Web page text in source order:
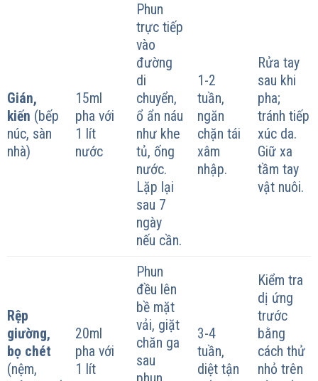
Gián,
kiến (bếp
núc, sàn
nhà)
15ml
pha với
1 lít
nước
Phun
trực tiếp
vào
đường
di
chuyển,
ổ ẩn náu
như khe
tủ, ống
nước.
Lặp lại
sau 7
ngày
nếu cần.
1-2
tuần,
ngăn
chặn tái
xâm
nhập.
Rửa tay
sau khi
pha;
tránh tiếp
xúc da.
Giữ xa
tầm tay
vật nuôi.
Rệp
giường,
bọ chét
(nệm,
20ml
pha với
1 lít
Phun
đều lên
bề mặt
vải, giặt
chăn ga
sau
3-4
tuần,
diệt tận
Kiểm tra
dị ứng
trước
bằng
cách thử
nhỏ trên